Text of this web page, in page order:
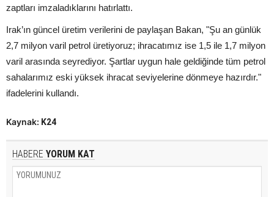
zaptları imzaladıklarını hatırlattı.
Irak’ın güncel üretim verilerini de paylaşan Bakan, "Şu an günlük
2,7 milyon varil petrol üretiyoruz; ihracatımız ise 1,5 ile 1,7 milyon
varil arasında seyrediyor. Şartlar uygun hale geldiğinde tüm petrol
sahalarımız eski yüksek ihracat seviyelerine dönmeye hazırdır."
ifadelerini kullandı.
Kaynak: K24
HABERE YORUM KAT